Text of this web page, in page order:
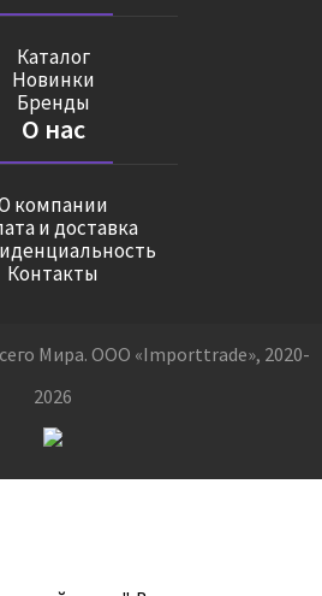
Каталог
Новинки
Бренды
О нас
компании
и доставка
Контакты
Мира. ООО «Importtrade», 2020-
2026